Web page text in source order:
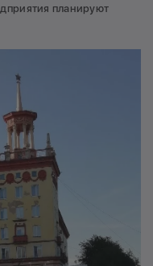
планируют